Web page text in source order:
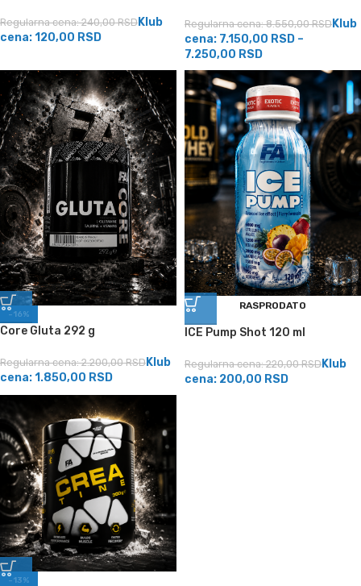
Regularna cena:240,00RSD Klub
cena:120,00 RSD
Regularna cena:8.550,00RSD Klub
cena: 7.150,00 RSD –
7.250,00 RSD
-16%
Core Gluta 292 g
Regularna cena:2.200,00RSD Klub
cena:1.850,00 RSD
RASPRODATO
ICE Pump Shot 120 ml
Regularna cena:220,00RSD Klub
cena: 200,00 RSD
-13%